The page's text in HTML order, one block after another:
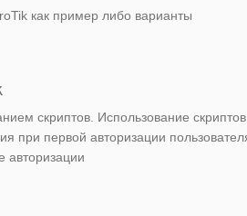
как пример либо варианты
скриптов. Использование скриптов
при первой авторизации
авторизации